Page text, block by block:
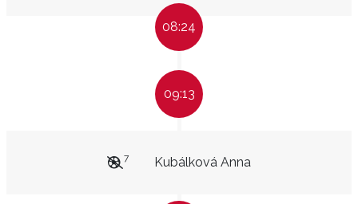
08:24
09:13
Kubálková Anna
7